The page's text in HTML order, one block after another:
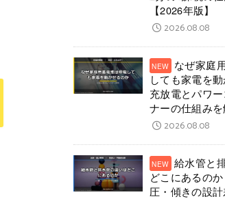
【2026年版】
2026.08.08
なぜ家庭
しても家電を
充放電とパワ
ナーの仕組みを
2026.08.08
給水管と
どこにあるの
圧・傾きの設